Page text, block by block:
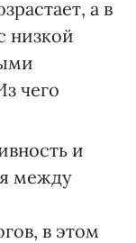
а в
низкой
чего
и
между
в этом